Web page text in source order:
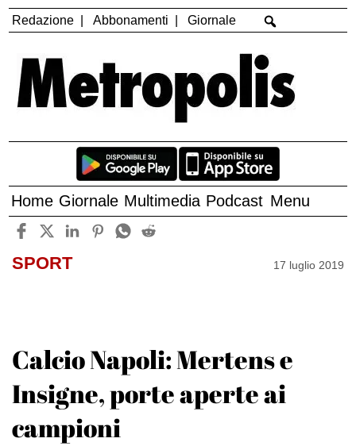
Redazione Abbonamenti Giornale
Home Giornale Multimedia Podcast Menu
SPORT 17 luglio 2019
Calcio Napoli: Mertens e
Insigne, porte aperte ai
campioni